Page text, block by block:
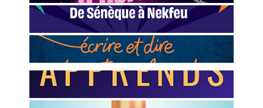
LE GRAND LIVRE DES PUNCHLINES
De Sénèque à Nekfeu
L'ATELIER SLAM
écrire et dire des mots qui claquent
APPRENDS LES BAILS
Lexique des nouveaux mots de l'Essone